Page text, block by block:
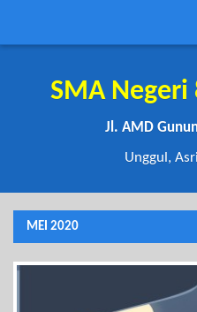
SMA
Jl. AMD
Unggul,
MEI 2020